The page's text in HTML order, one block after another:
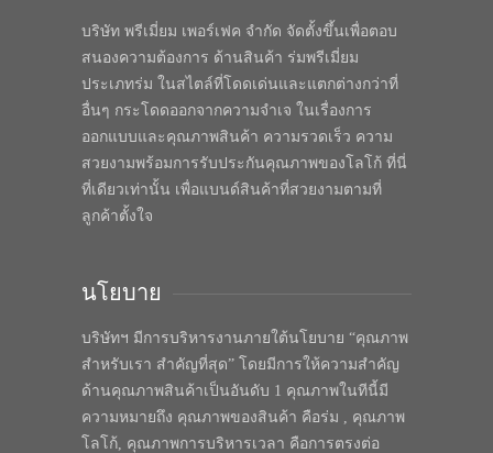
บริษัท พรีเมี่ยม เพอร์เฟค จำกัด จัดตั้งขึ้นเพื่อตอบ
สนองความต้องการ ด้านสินค้า ร่มพรีเมี่ยม
ประเภทร่ม ในสไตล์ที่โดดเด่นและแตกต่างกว่าที่
อื่นๆ กระโดดออกจากความจำเจ ในเรื่องการ
ออกแบบและคุณภาพสินค้า ความรวดเร็ว ความ
สวยงามพร้อมการรับประกันคุณภาพของโลโก้ ที่นี่
ที่เดียวเท่านั้น เพื่อแบนด์สินค้าที่สวยงามตามที่
ลูกค้าตั้งใจ
นโยบาย
บริษัทฯ มีการบริหารงานภายใต้นโยบาย “คุณภาพ
สำหรับเรา สำคัญที่สุด” โดยมีการให้ความสำคัญ
ด้านคุณภาพสินค้าเป็นอันดับ 1 คุณภาพในทีนี้มี
ความหมายถึง คุณภาพของสินค้า คือร่ม , คุณภาพ
โลโก้, คุณภาพการบริหารเวลา คือการตรงต่อ